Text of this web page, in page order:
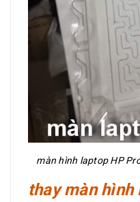
màn hình laptop HP
thay màn hình